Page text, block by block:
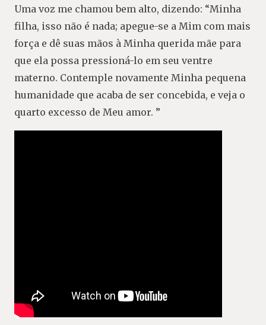
Uma voz me chamou bem alto, dizendo: “Minha
filha, isso não é nada; apegue-se a Mim com mais
força e dê suas mãos à Minha querida mãe para
que ela possa pressioná-lo em seu ventre
materno. Contemple novamente Minha pequena
humanidade que acaba de ser concebida, e veja o
quarto excesso de Meu amor. ”